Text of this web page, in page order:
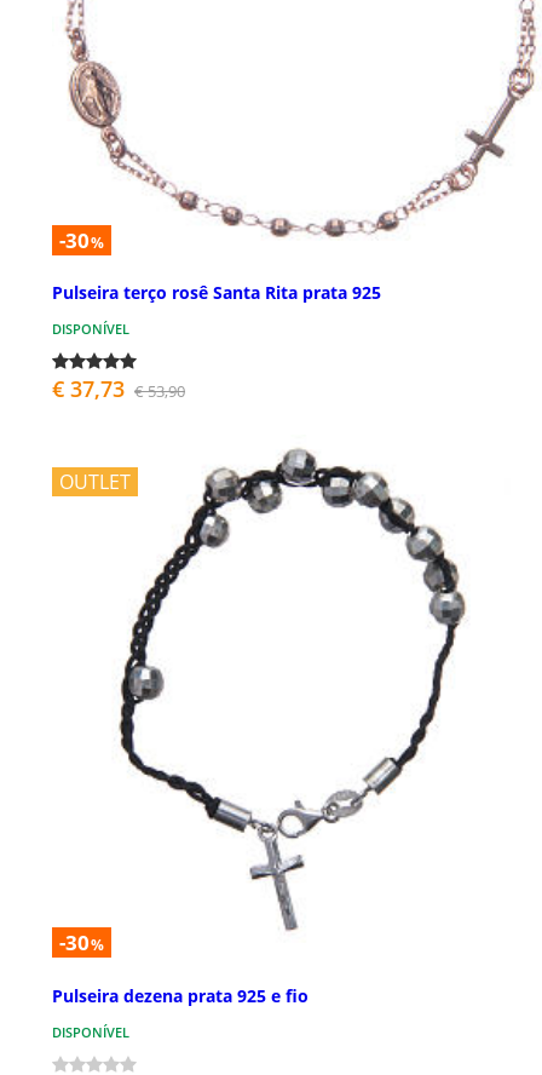
-30%
Pulseira terço rosê Santa Rita prata 925
DISPONÍVEL
€ 37,73 € 53,90
OUTLET
-30%
Pulseira dezena prata 925 e fio
DISPONÍVEL